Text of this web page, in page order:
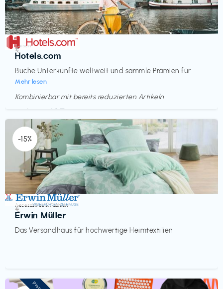
Reisen
Hotels.com
Buche Unterkünfte weltweit und sammle Prämien für...
Mehr lesen
€‎
Kombinierbar mit bereits reduzierten Artikeln
Endet in
<60 Tagen
-15%
Accessoires & Fashion
Erwin Müller
Das Versandhaus für hochwertige Heimtextilien
€‎